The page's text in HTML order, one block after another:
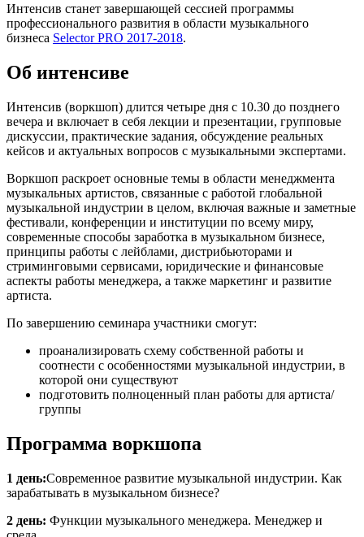
Интенсив станет завершающей сессией программы
профессионального развития в области музыкального
бизнеса Selector PRO 2017-2018.
Об интенсиве
Интенсив (воркшоп) длится четыре дня с 10.30 до позднего
вечера и включает в себя лекции и презентации, групповые
дискуссии, практические задания, обсуждение реальных
кейсов и актуальных вопросов с музыкальными экспертами.
Воркшоп раскроет основные темы в области менеджмента
музыкальных артистов, связанные с работой глобальной
музыкальной индустрии в целом, включая важные и заметные
фестивали, конференции и институции по всему миру,
современные способы заработка в музыкальном бизнесе,
принципы работы с лейблами, дистрибьюторами и
стриминговыми сервисами, юридические и финансовые
аспекты работы менеджера, а также маркетинг и развитие
артиста.
По завершению семинара участники смогут:
проанализировать схему собственной работы и
соотнести с особенностями музыкальной индустрии, в
которой они существуют
подготовить полноценный план работы для артиста/
группы
Программа воркшопа
1 день:Современное развитие музыкальной индустрии. Как
зарабатывать в музыкальном бизнесе?
2 день: Функции музыкального менеджера. Менеджер и